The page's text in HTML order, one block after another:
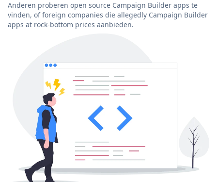
Anderen proberen open source Campaign Builder apps te
vinden, of foreign companies die allegedly Campaign Builder
apps at rock-bottom prices aanbieden.